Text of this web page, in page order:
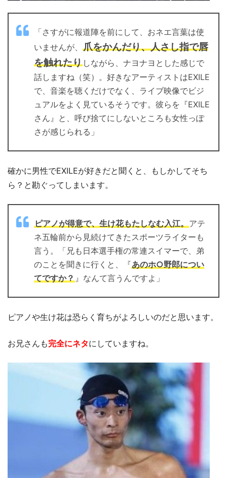
「さすがに報道陣を前にして、おネエ言葉は使
いませんが、 爪をかんだり、人さし指で唇
を触れたり しながら、ナヨナヨとした感じで
話しますね（笑）。好きなアーティストはEXILE
で、音楽を聴くだけでなく、ライブ映像でビジ
ュアルをよく見ているそうです。彼らを『EXILE
さん』と、呼び捨てにしないところも女性っぽ
さが感じられる」
確かに男性でEXILEが好きだと聞くと、もしかしてそち
ら？と勘ぐってしまいます。
ピアノが得意で、生け花もたしなむ入江。 アテ
ネ五輪前から見続けてきたスポーツライターも
言う。「兄も日本選手権の常連スイマーで、弟
のことを聞きに行くと、『あのホ○野郎につい
てですか？ 』なんて言うんですよ」
ピアノや生け花は恐らく育ちがよろしいのだと思います。
お兄さんも完全にネタにしていますね。